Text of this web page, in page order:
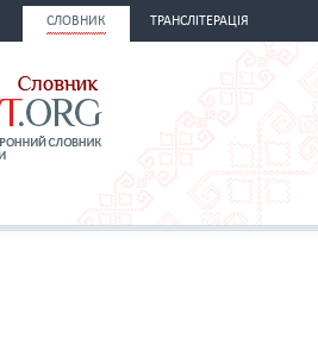
СЛОВНИК ТРАНСЛІТЕРАЦІЯ